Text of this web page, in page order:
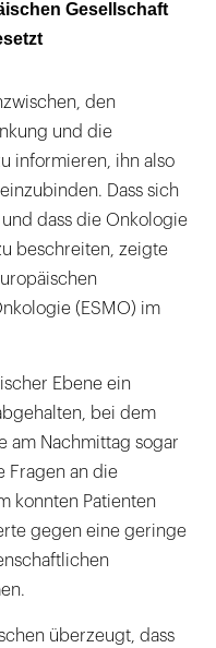
Probleme
Gesellschaft
den
und die
informieren, ihn also
Dass sich
dass die Onkologie
beschreiten, zeigte
(ESMO) im
Ebene ein
bei dem
am Nachmittag sogar
Fragen an die
konnten Patienten
gegen eine geringe
überzeugt, dass